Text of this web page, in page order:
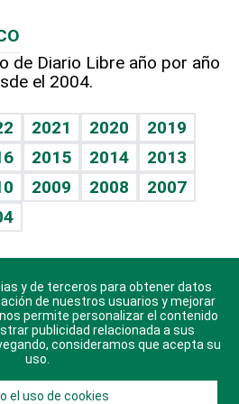
de Diario Libre año por año
el 2004.
2021 2020
2019
2015 2014
2013
2009 2008
2007
para Android, iOS y
Huawei.
y de terceros para obtener datos
de nuestros usuarios y mejorar
permite personalizar el contenido
publicidad relacionada a sus
consideramos que acepta su
uso.
el uso de cookies